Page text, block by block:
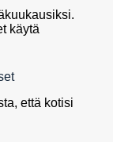
käytä
että kotisi